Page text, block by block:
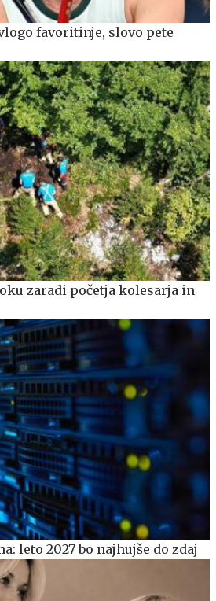
favoritinje, slovo pete
zaradi početja kolesarja in
leto 2027 bo najhujše do zdaj